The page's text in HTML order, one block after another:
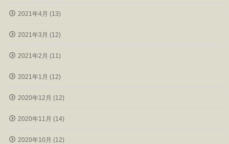
2021年4月 (13)
2021年3月 (12)
2021年2月 (11)
2021年1月 (12)
2020年12月 (12)
2020年11月 (14)
2020年10月 (12)